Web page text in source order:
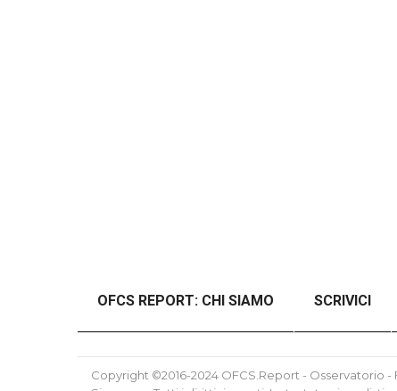
OFCS REPORT: CHI SIAMO SCRIVICI
#46989 (SENZA TITOLO) #48997
Copyright ©2016-2024 OFCS.Report - Osservatorio -